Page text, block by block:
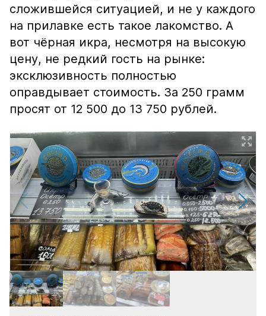
сложившейся ситуацией, и не у каждого
на прилавке есть такое лакомство. А
вот чёрная икра, несмотря на высокую
цену, не редкий гость на рынке:
эксклюзивность полностью
оправдывает стоимость. За 250 грамм
просят от 12 500 до 13 750 рублей.